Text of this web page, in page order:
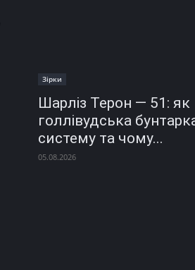
Зірки
Шарліз Терон — 51: як
голлівудська
систему та чому...
05.08.2026